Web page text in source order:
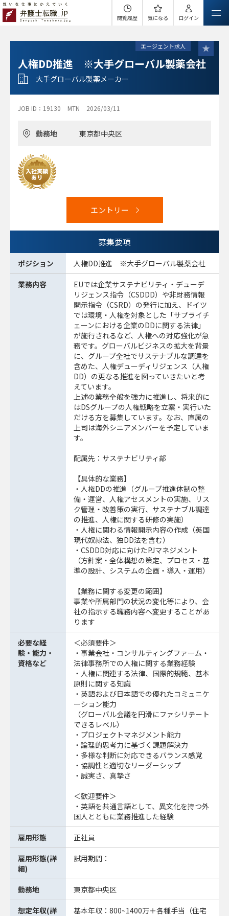
閲覧履歴 気になる ログイン
エージェント求人
人権DD推進 ※大手グローバル製薬会社
大手グローバル製薬メーカー
JOB ID：19130 MTN 2026/03/11
勤務地 東京都中央区
エントリー
募集要項
ポジション 人権DD推進 ※大手グローバル製薬会社
業務内容
EUでは企業サステナビリティ・デューデ
リジェンス指令（CSDDD）や非財務情報
開示指令（CSRD）の発行に加え、ドイツ
では環境・人権を対象とした「サプライチ
ェーンにおける企業のDDに関する法律」
が施行されるなど、人権への対応強化が急
務です。グローバルビジネスの拡大を背景
に、グループ全社でサステナブルな調達を
含めた、人権デューディリジェンス（人権
DD）の更なる推進を図っていきたいと考
えています。
上述の業務全般を強力に推進し、将来的に
はDSグループの人権戦略を立案・実行いた
だける方を募集しています。なお、直属の
上司は海外シニアメンバーを予定していま
す。
配属先：サステナビリティ部
【具体的な業務】
・人権DDの推進（グループ推進体制の整
備・運営、人権アセスメントの実施、リス
ク管理・改善策の実行、サステナブル調達
の推進、人権に関する研修の実施）
・人権に関わる情報開示内容の作成（英国
現代奴隷法、独DD法を含む）
・CSDDD対応に向けたPJマネジメント
（方針案・全体構想の策定、プロセス・基
準の設計、システムの企画・導入・運用）
【業務に関する変更の範囲】
事業や所属部門の状況の変化等により、会
社の指示する職務内容へ変更することがあ
ります
必要な経
験・能力・
資格など
＜必須要件＞
・事業会社・コンサルティングファーム・
法律事務所での人権に関する業務経験
・人権に関連する法律、国際的規範、基本
原則に関する知識
・英語および日本語での優れたコミュニケ
ーション能力
（グローバル会議を円滑にファシリテート
できるレベル）
・プロジェクトマネジメント能力
・論理的思考力に基づく課題解決力
・多様な判断に対応できるバランス感覚
・協調性と適切なリーダーシップ
・誠実さ、真摯さ
＜歓迎要件＞
・英語を共通言語として、異文化を持つ外
国人とともに業務推進した経験
雇用形態 正社員
雇用形態(詳
細)
試用期間：
勤務地 東京都中央区
想定年収(詳
基本年収：800~1400万＋各種手当（住宅